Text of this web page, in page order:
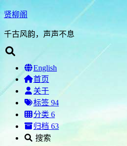
贤柳阁
千古风韵，声声不息
English
首页
关于
标签 94
分类 6
归档 63
搜索